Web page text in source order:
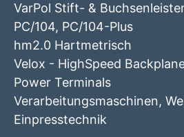
VarPol Stift- &
PC/104, PC/104-Plus
hm2.0 Hartmetrisch
Velox - HighSpeed
Power Terminals
Verarbeitungsmaschinen,
Einpresstechnik